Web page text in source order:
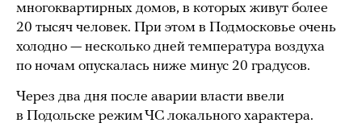
многоквартирных домов, в которых живут более
20 тысяч человек. При этом в Подмосковье очень
холодно — несколько дней температура воздуха
по ночам опускалась ниже минус 20 градусов.
Через два дня после аварии власти ввели
в Подольске режим ЧС локального характера.